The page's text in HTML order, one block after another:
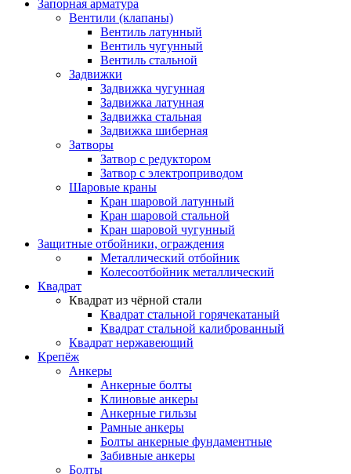
Запорная арматура
Вентили (клапаны)
Вентиль латунный
Вентиль чугунный
Вентиль стальной
Задвижки
Задвижка чугунная
Задвижка латунная
Задвижка стальная
Задвижка шиберная
Затворы
Затвор с редуктором
Затвор с электроприводом
Шаровые краны
Кран шаровой латунный
Кран шаровой стальной
Кран шаровой чугунный
Защитные отбойники, ограждения
Металлический отбойник
Колесоотбойник металлический
Квадрат
Квадрат из чёрной стали
Квадрат стальной горячекатаный
Квадрат стальной калиброванный
Квадрат нержавеющий
Крепёж
Анкеры
Анкерные болты
Клиновые анкеры
Анкерные гильзы
Рамные анкеры
Болты анкерные фундаментные
Забивные анкеры
Болты